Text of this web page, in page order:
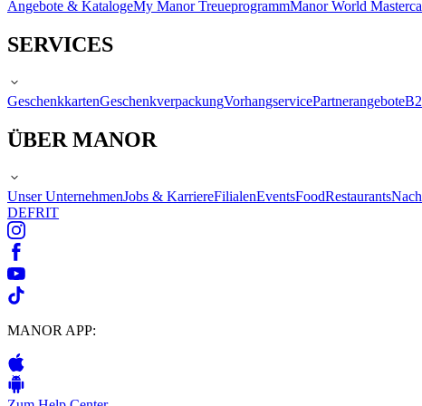
Angebote & KatalogeMy Manor TreueprogrammManor World
SERVICES
GeschenkkartenGeschenkverpackungVorhangservicePartnerangebote
ÜBER MANOR
Unser UnternehmenJobs & KarriereFilialenEventsFoodRestaurants
DEFRIT
MANOR APP: